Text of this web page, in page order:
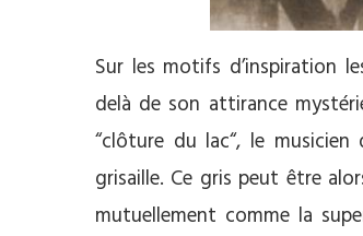
Sur les motifs d’inspiration
delà de son attirance
“clôture du lac“, le
grisaille. Ce gris peut être
mutuellement comme la